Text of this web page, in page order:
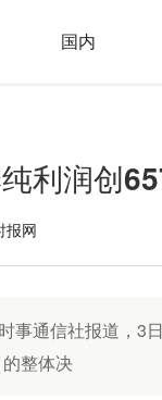
国内
利润创
报网
事通信社报道，
整体决